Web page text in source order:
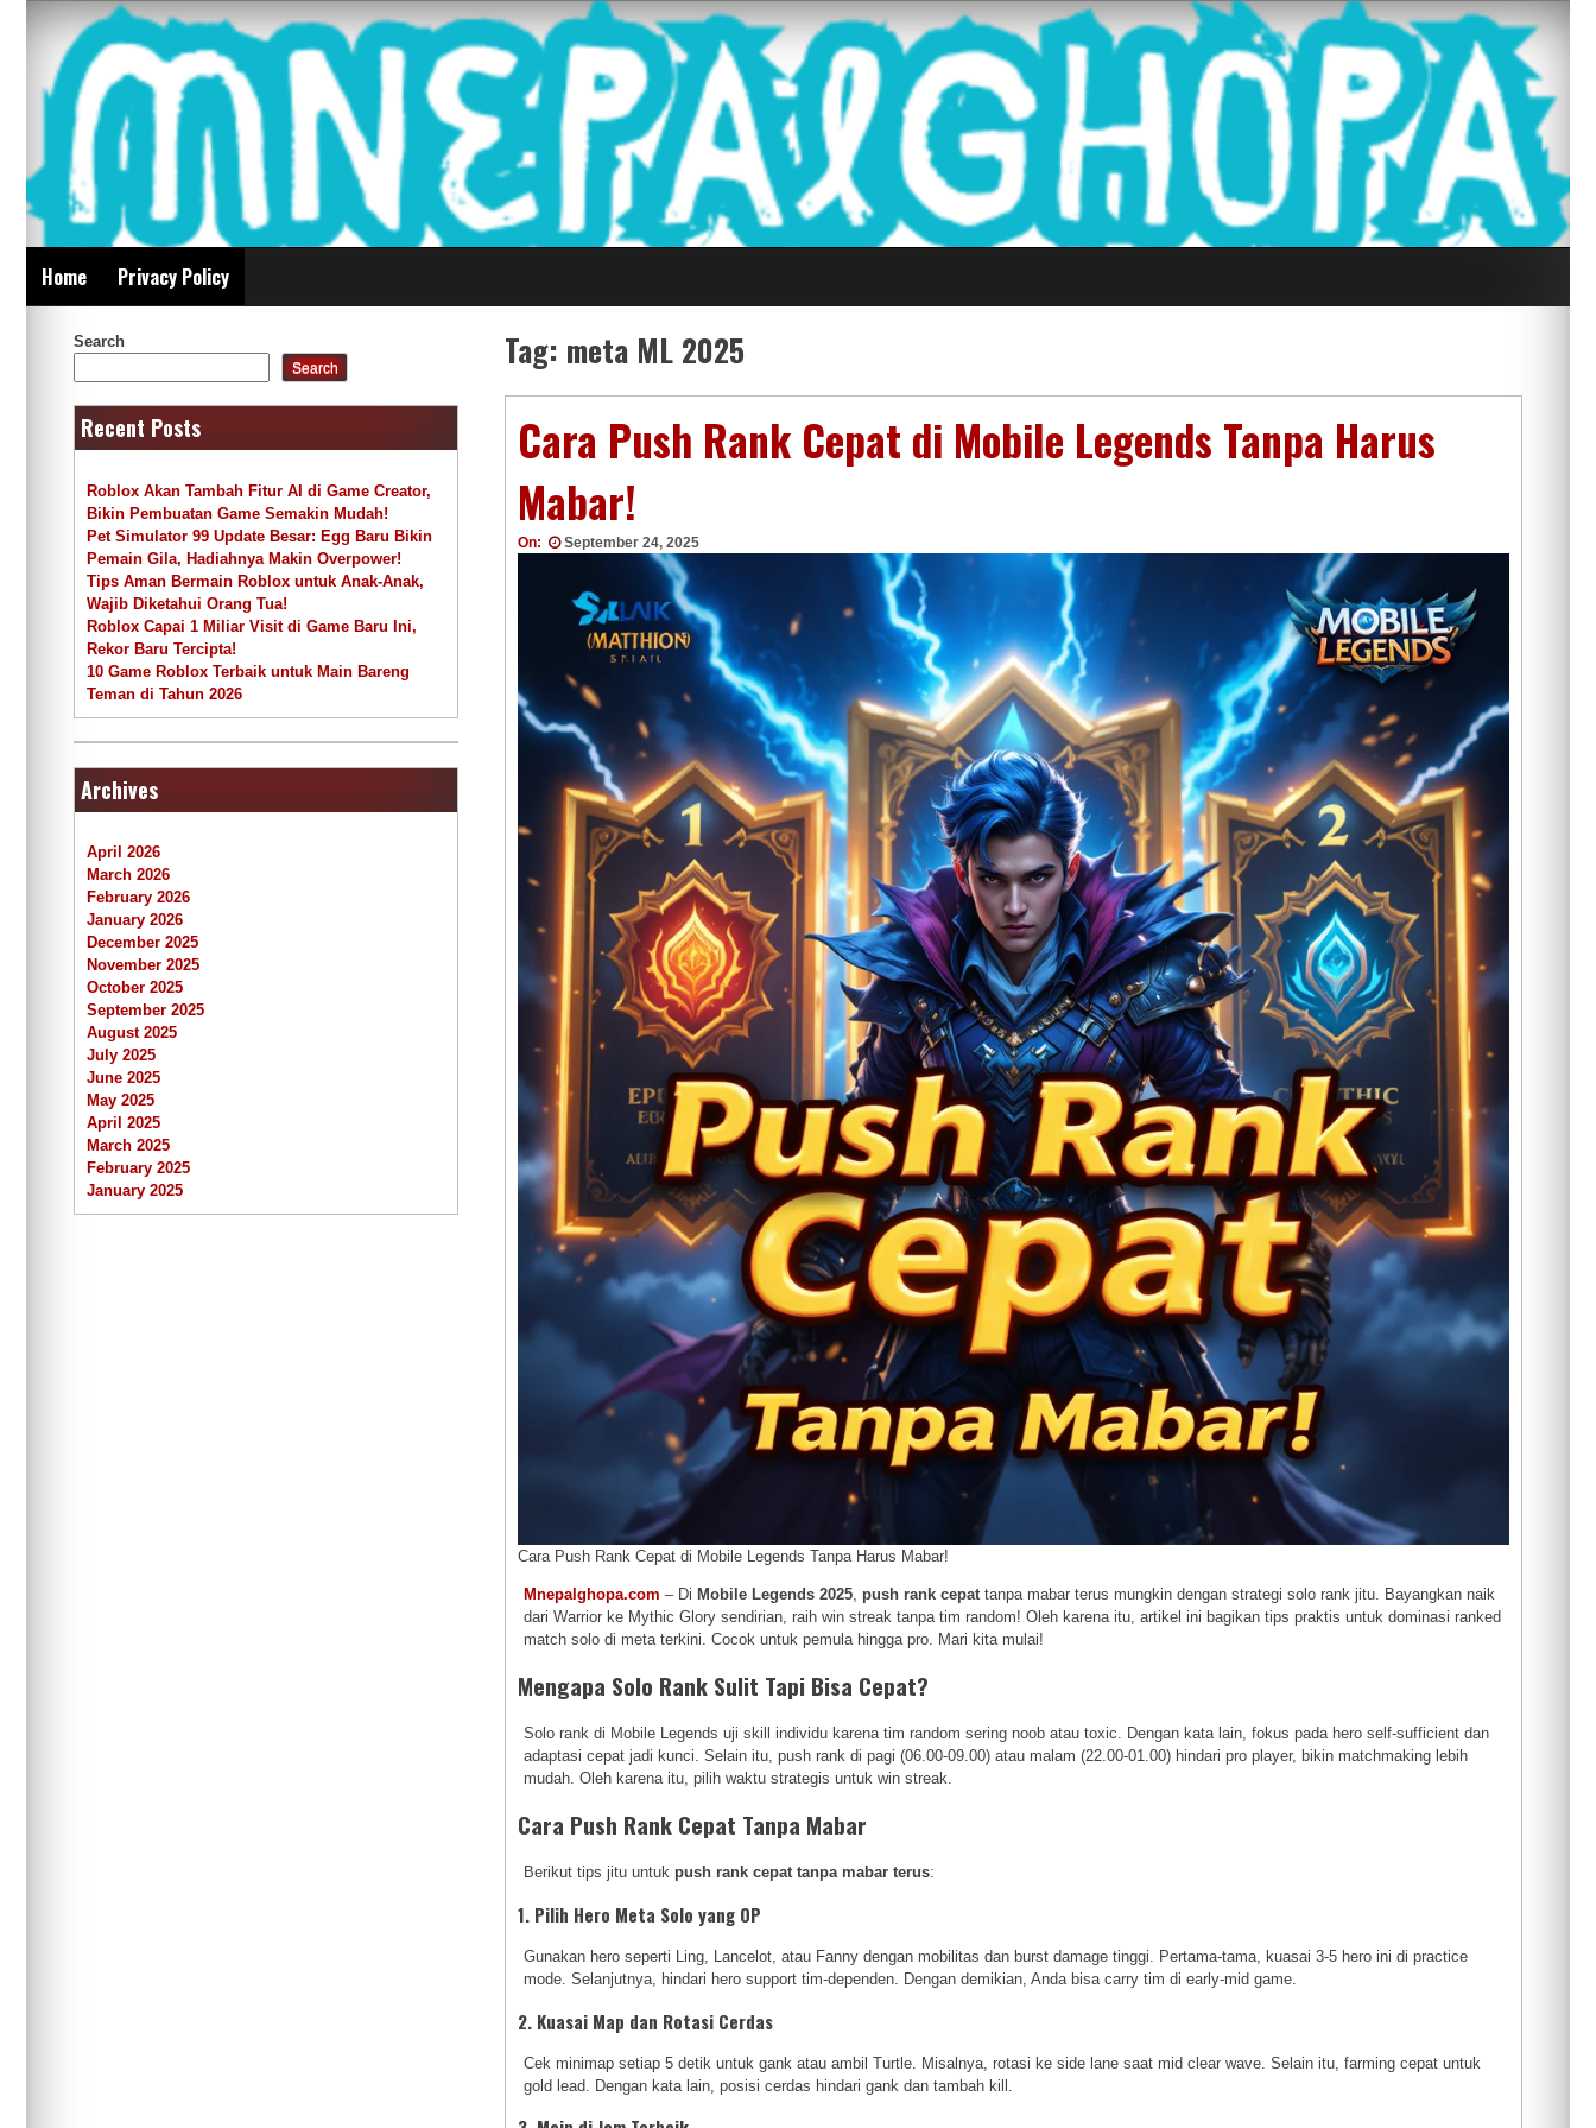
content
Mnepalghopa Review Game Terkini Paling Seluruh Di
Indonesia
Home Privacy Policy
Tag: meta ML 2025
Cara Push Rank Cepat di Mobile Legends Tanpa Harus
Mabar!
On: September 24, 2025
Cara Push Rank Cepat di Mobile Legends Tanpa Harus Mabar!
Mnepalghopa.com – Di Mobile Legends 2025 push rank cepat tanpa mabar terus mungkin dengan strategi solo rank jitu. Bayangkan naik
dari Warrior ke Mythic Glory sendirian, raih win streak tanpa tim random! Oleh karena itu, artikel ini bagikan tips praktis untuk dominasi ranked
match solo di meta terkini. Cocok untuk pemula hingga pro. Mari kita mulai!
Mengapa Solo Rank Sulit Tapi Bisa Cepat?
Solo rank di Mobile Legends uji skill individu karena tim random sering noob atau toxic. Dengan kata lain, fokus pada hero self-sufficient dan
adaptasi cepat jadi kunci. Selain itu, push rank di pagi (06.00-09.00) atau malam (22.00-01.00) hindari pro player, bikin matchmaking lebih
mudah. Oleh karena itu, pilih waktu strategis untuk win streak.
Cara Push Rank Cepat Tanpa Mabar
Berikut tips jitu untuk push rank cepat tanpa mabar terus:
1. Pilih Hero Meta Solo yang OP
Gunakan hero seperti Ling, Lancelot, atau Fanny dengan mobilitas dan burst damage tinggi. Pertama-tama, kuasai 3-5 hero ini di practice
mode. Selanjutnya, hindari hero support tim-dependen. Dengan demikian, Anda bisa carry tim di early-mid game.
2. Kuasai Map dan Rotasi Cerdas
Cek minimap setiap 5 detik untuk gank atau ambil Turtle. Misalnya, rotasi ke side lane saat mid clear wave. Selain itu, farming cepat untuk
gold lead. Dengan kata lain, posisi cerdas hindari gank dan tambah kill.
Search
Search
Recent Posts
Roblox Akan Tambah Fitur AI di Game Creator,
Bikin Pembuatan Game Semakin Mudah!
Pet Simulator 99 Update Besar: Egg Baru Bikin
Pemain Gila, Hadiahnya Makin Overpower!
Tips Aman Bermain Roblox untuk Anak-Anak,
Wajib Diketahui Orang Tua!
Roblox Capai 1 Miliar Visit di Game Baru Ini,
Rekor Baru Tercipta!
10 Game Roblox Terbaik untuk Main Bareng
Teman di Tahun 2026
Archives
April 2026
March 2026
February 2026
January 2026
December 2025
November 2025
October 2025
September 2025
August 2025
July 2025
June 2025
May 2025
April 2025
March 2025
February 2025
January 2025